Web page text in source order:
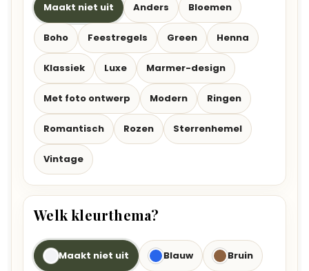
Maakt niet uit Anders Bloemen
Boho Feestregels Green Henna
Klassiek Luxe Marmer-design
Met foto ontwerp Modern Ringen
Romantisch Rozen Sterrenhemel
Vintage
Welk kleurthema?
Maakt niet uit Blauw Bruin